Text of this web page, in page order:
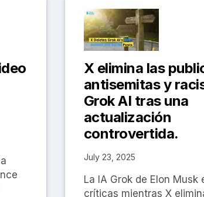
X elimina las
antisemitas y
Grok AI tras una
actualización
controvertida.
July 23, 2025
La IA Grok de Elon Musk
críticas mientras X